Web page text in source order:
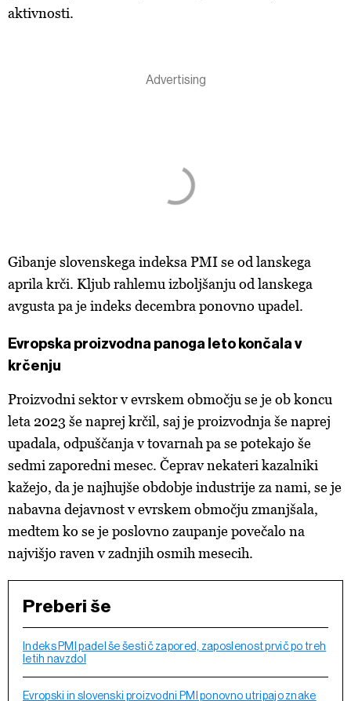
aktivnosti.
Gibanje slovenskega indeksa PMI se od lanskega
aprila krči. Kljub rahlemu izboljšanju od lanskega
avgusta pa je indeks decembra ponovno upadel.
Evropska proizvodna panoga leto končala v
krčenju
Proizvodni sektor v evrskem območju se je ob koncu
leta 2023 še naprej krčil, saj je proizvodnja še naprej
upadala, odpuščanja v tovarnah pa se potekajo še
sedmi zaporedni mesec. Čeprav nekateri kazalniki
kažejo, da je najhujše obdobje industrije za nami, se je
nabavna dejavnost v evrskem območju zmanjšala,
medtem ko se je poslovno zaupanje povečalo na
najvišjo raven v zadnjih osmih mesecih.
Preberi še
Indeks PMI padel še šestič zapored, zaposlenost prvič po treh
letih navzdol
Evropski in slovenski proizvodni PMI ponovno utripajo znake